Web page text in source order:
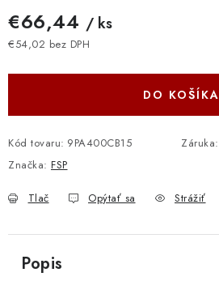
€66,44 / ks
€54,02 bez DPH
DO KOŠÍKA
Kód tovaru: 9PA400CB15 Záruka:
Značka: FSP
Tlač Opýtať sa Strážiť
Popis